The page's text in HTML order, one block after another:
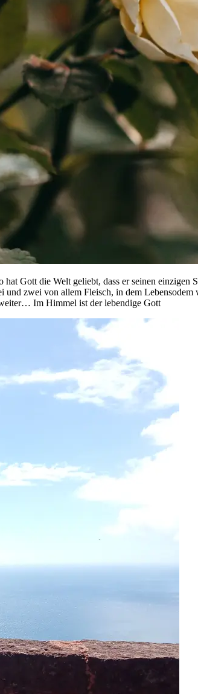
Gott die Welt geliebt, dass er seinen
zwei von allem Fleisch, in dem
Im Himmel ist der lebendige Gott